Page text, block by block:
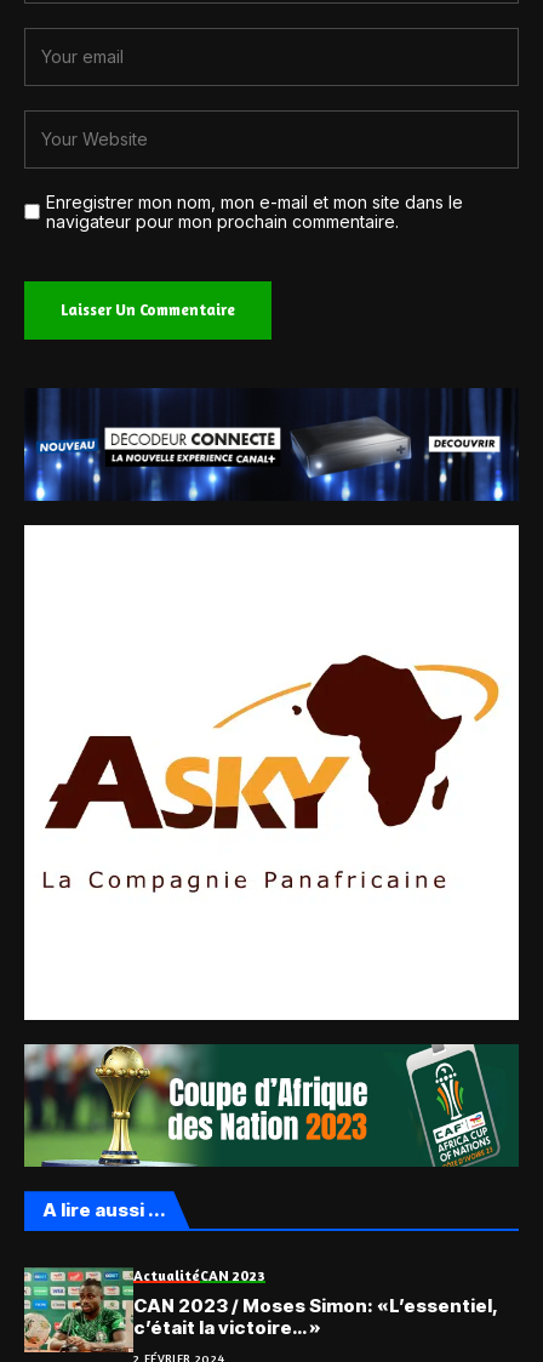
Enregistrer mon nom, mon e-mail et mon site dans le
navigateur pour mon prochain commentaire.
A lire aussi ...
ActualitéCAN 2023
CAN 2023 / Moses Simon: «L’essentiel,
c’était la victoire… »
2 FÉVRIER 2024